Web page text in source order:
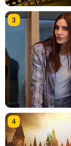
3
4